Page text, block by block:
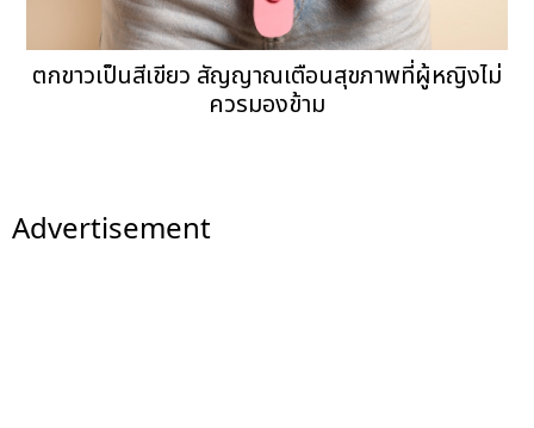
ตกขาวเป็นสีเขียว สัญญาณเตือนสุขภาพที่ผู้หญิงไม่
ควรมองข้าม
Advertisement